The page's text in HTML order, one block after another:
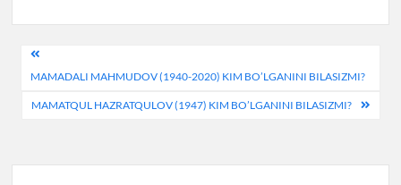
Post
menyusi
MAMADALI MAHMUDOV (1940-2020) KIM BO’LGANINI BILASIZMI?
MAMATQUL HAZRATQULOV (1947) KIM BO’LGANINI BILASIZMI?